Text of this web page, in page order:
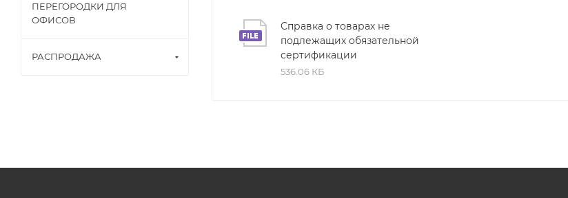
Справка о товарах не
подлежащих обязательной
сертификации
536.06 КБ
ПЕРЕГОРОДКИ ДЛЯ
ОФИСОВ
РАСПРОДАЖА